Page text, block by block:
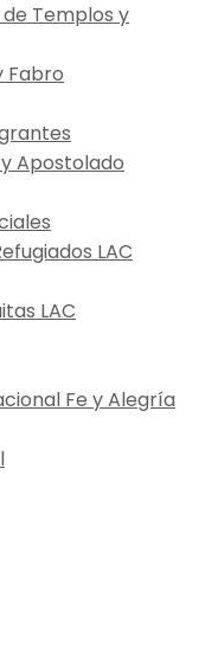
de Templos y
Fabro
Apostolado
LAC
LAC
Fe y Alegría